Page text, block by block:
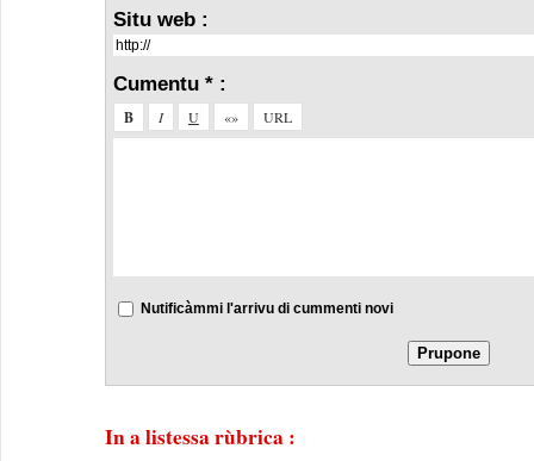
Situ web :
Cumentu * :
Nutificàmmi l'arrivu di cummenti novi
In a listessa rùbrica :